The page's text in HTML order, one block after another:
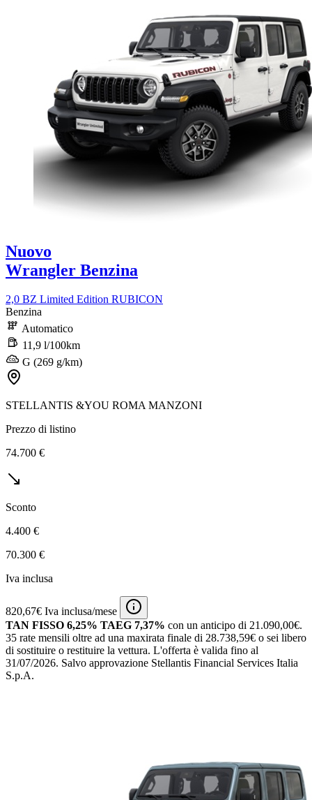
Nuovo
Wrangler Benzina
2,0 BZ Limited Edition RUBICON
Benzina
Automatico
11,9 l/100km
G (269 g/km)
STELLANTIS &YOU ROMA MANZONI
Prezzo di listino
74.700 €
Sconto
4.400 €
70.300 €
Iva inclusa
820,67€ Iva inclusa/mese
TAN FISSO 6,25% TAEG 7,37% con un anticipo di 21.090,00€.
35 rate mensili oltre ad una maxirata finale di 28.738,59€ o sei libero
di sostituire o restituire la vettura. L'offerta è valida fino al
31/07/2026. Salvo approvazione Stellantis Financial Services Italia
S.p.A.